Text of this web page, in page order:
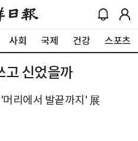
사회 국제 건강 스포츠
고 신었을까
리에서 발끝까지' 展